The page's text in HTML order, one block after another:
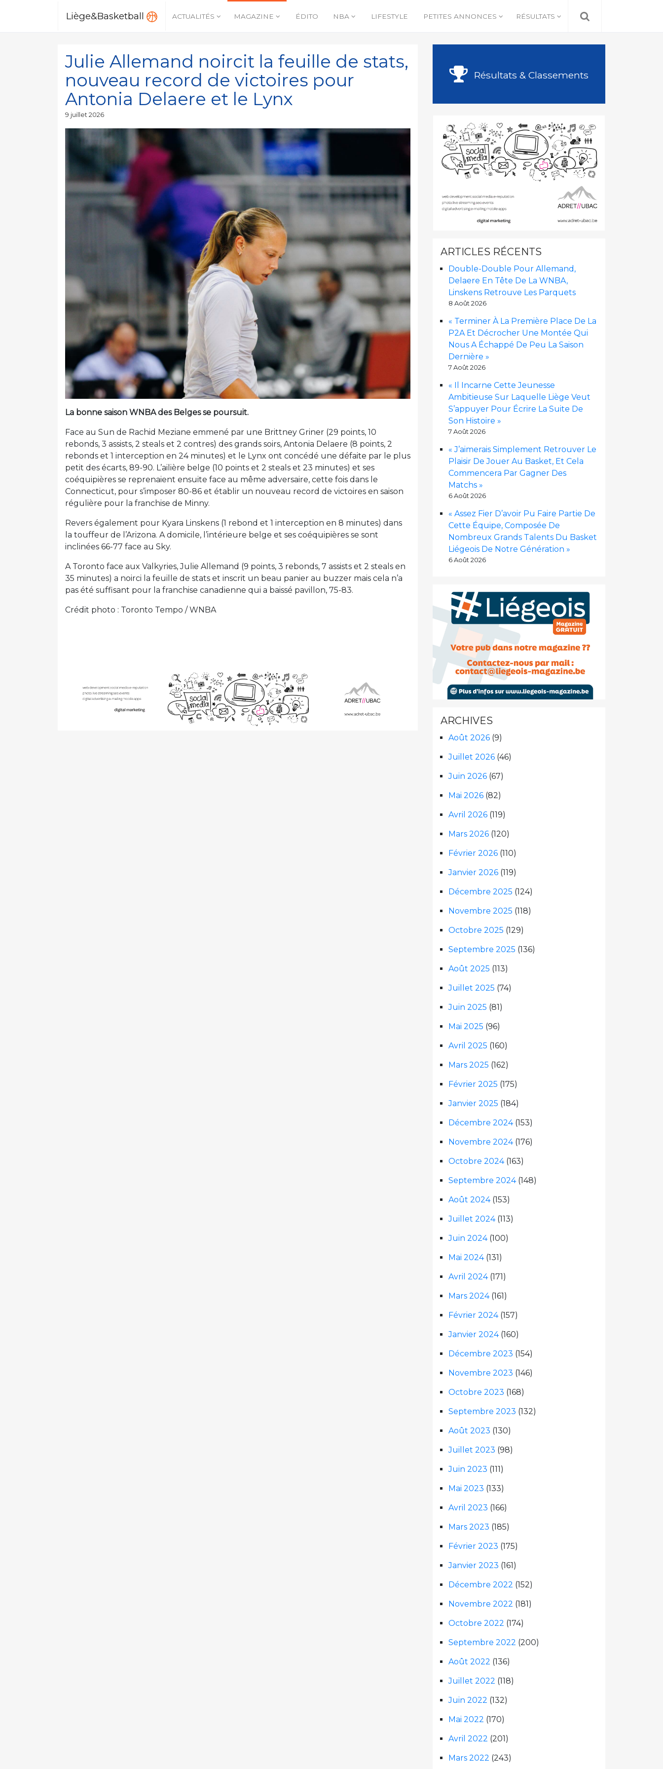
Liège&Basketball ACTUALITÉS MAGAZINE ÉDITO NBA LIFESTYLE PETITES ANNONCES RÉSULTATS
Julie Allemand noircit la feuille de stats,
nouveau record de victoires pour
Antonia Delaere et le Lynx
Publié
9 juillet 2026
La bonne saison WNBA des Belges se poursuit.
Face au Sun de Rachid Meziane emmené par une Brittney Griner (29 points, 10
rebonds, 3 assists, 2 steals et 2 contres) des grands soirs, Antonia Delaere (8 points, 2
rebonds et 1 interception en 24 minutes) et le Lynx ont concédé une défaite par le plus
petit des écarts, 89-90. L’ailière belge (10 points et 2 steals et 23 minutes) et ses
coéquipières se reprenaient ensuite face au même adversaire, cette fois dans le
Connecticut, pour s’imposer 80-86 et établir un nouveau record de victoires en saison
régulière pour la franchise de Minny.
Revers également pour Kyara Linskens (1 rebond et 1 interception en 8 minutes) dans
la touffeur de l’Arizona. A domicile, l’intérieure belge et ses coéquipières se sont
inclinées 66-77 face au Sky.
A Toronto face aux Valkyries, Julie Allemand (9 points, 3 rebonds, 7 assists et 2 steals en
35 minutes) a noirci la feuille de stats et inscrit un beau panier au buzzer mais cela n’a
pas été suffisant pour la franchise canadienne qui a baissé pavillon, 75-83.
Crédit photo : Toronto Tempo / WNBA
Résultats & Classements
ARTICLES RÉCENTS
Double-Double Pour Allemand,
Delaere En Tête De La WNBA,
Linskens Retrouve Les Parquets
8 Août 2026
« Terminer À La Première Place De La
P2A Et Décrocher Une Montée Qui
Nous A Échappé De Peu La Saison
Dernière »
7 Août 2026
« Il Incarne Cette Jeunesse
Ambitieuse Sur Laquelle Liège Veut
S’appuyer Pour Écrire La Suite De
Son Histoire »
7 Août 2026
« J’aimerais Simplement Retrouver Le
Plaisir De Jouer Au Basket, Et Cela
Commencera Par Gagner Des
Matchs »
6 Août 2026
« Assez Fier D’avoir Pu Faire Partie De
Cette Équipe, Composée De
Nombreux Grands Talents Du Basket
Liégeois De Notre Génération »
6 Août 2026
ARCHIVES
Août 2026 (9)
Juillet 2026 (46)
Juin 2026 (67)
Mai 2026 (82)
Avril 2026 (119)
Mars 2026 (120)
Février 2026 (110)
Janvier 2026 (119)
Décembre 2025 (124)
Novembre 2025 (118)
Octobre 2025 (129)
Septembre 2025 (136)
Août 2025 (113)
Juillet 2025 (74)
Juin 2025 (81)
Mai 2025 (96)
Avril 2025 (160)
Mars 2025 (162)
Février 2025 (175)
Janvier 2025 (184)
Décembre 2024(153)
Novembre 2024(176)
Octobre 2024(163)
Septembre 2024(148)
Août 2024(153)
Juillet 2024(113)
Juin 2024(100)
Mai 2024(131)
Avril 2024(171)
Mars 2024(161)
Février 2024(157)
Janvier 2024(160)
Décembre 2023 (154)
Novembre 2023 (146)
Octobre 2023 (168)
Septembre 2023 (132)
Août 2023 (130)
Juillet 2023 (98)
Juin 2023 (111)
Mai 2023 (133)
Avril 2023 (166)
Mars 2023 (185)
Février 2023 (175)
Janvier 2023 (161)
Décembre 2022 (152)
Novembre 2022 (181)
Octobre 2022 (174)
Septembre 2022 (200)
Août 2022 (136)
Juillet 2022 (118)
Juin 2022 (132)
Mai 2022 (170)
Avril 2022 (201)
Mars 2022 (243)